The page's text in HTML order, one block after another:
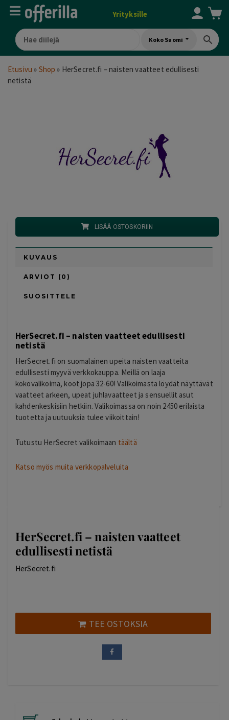
Yrityksille
Koko Suomi
Etusivu » Shop » HerSecret.fi – naisten vaatteet edullisesti
netistä
LISÄÄ OSTOSKORIIN
KUVAUS
ARVIOT (0)
SUOSITTELE
HerSecret.fi – naisten vaatteet edullisesti
netistä
HerSecret.fi on suomalainen upeita naisten vaatteita
edullisesti myyvä verkkokauppa. Meillä on laaja
kokovalikoima, koot jopa 32-60! Valikoimasta löydät näyttävät
vaatteet arkeen, upeat juhlavaatteet ja sensuellit asut
kahdenkeskisiin hetkiin. Valikoimassa on noin 2450 erilaista
tuotetta ja uutuuksia tulee viikoittain!
Tutustu HerSecret valikoimaan täältä
Katso myös muita verkkopalveluita
HerSecret.fi – naisten vaatteet
edullisesti netistä
HerSecret.fi
TEE OSTOKSIA